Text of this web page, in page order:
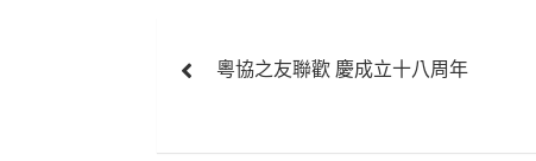
章
粵協之友聯歡 慶成立十八周年